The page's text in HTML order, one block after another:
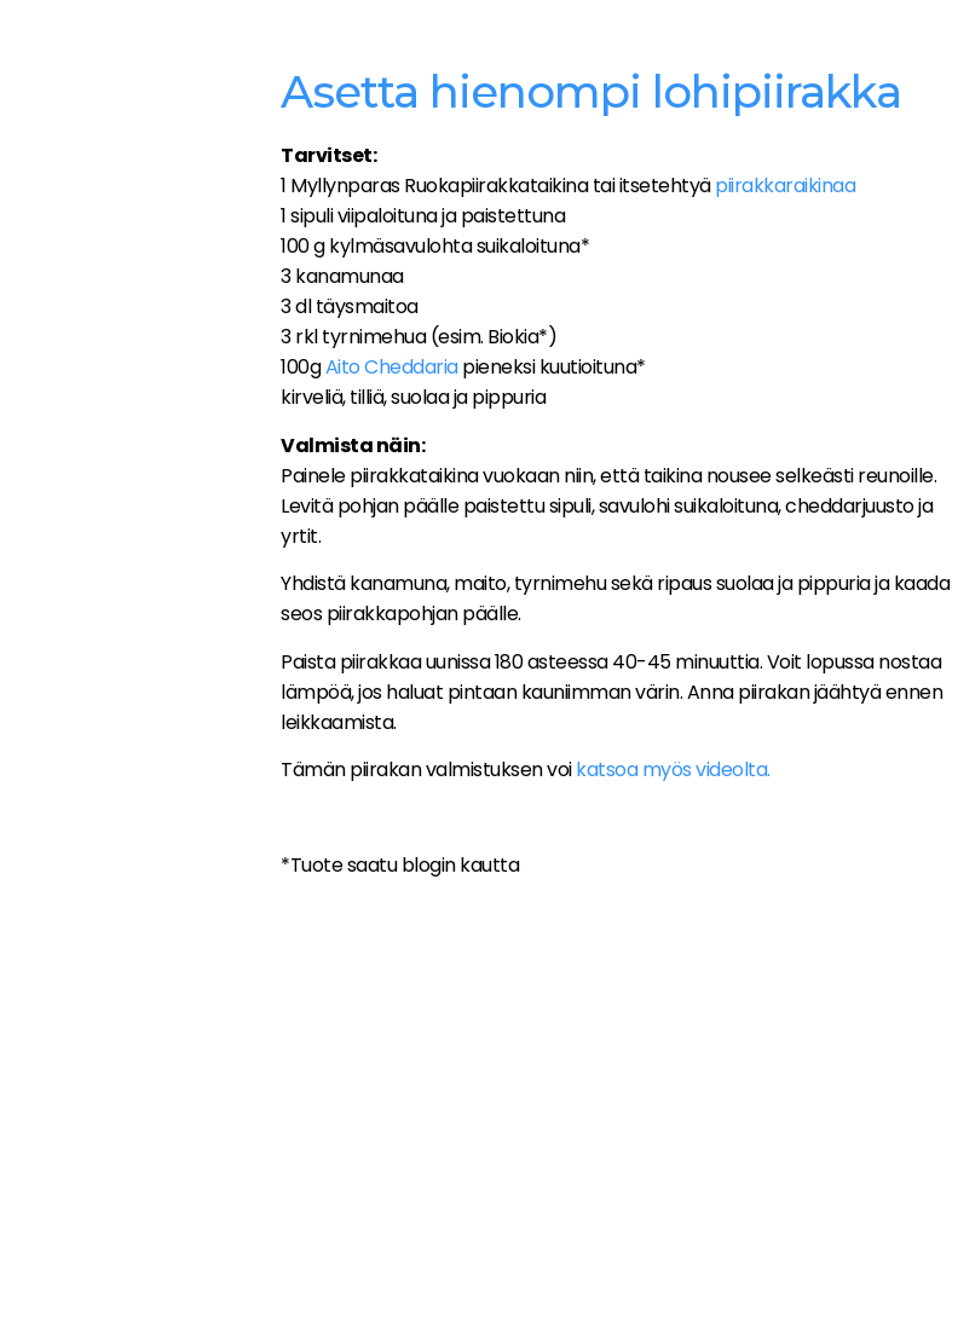
Asetta hienompi lohipiirakka
Tarvitset:
1 Myllynparas Ruokapiirakkataikina tai itsetehtyäpiirakkaraikinaa
1 sipuli viipaloituna ja paistettuna
100 g kylmäsavulohta suikaloituna*
3 kanamunaa
3 dl täysmaitoa
3 rkl tyrnimehua (esim. Biokia*)
100gAito Cheddariapieneksi kuutioituna*
kirveliä, tilliä, suolaa ja pippuria
Valmista näin:
Painele piirakkataikina vuokaan niin, että taikina nousee selkeästi reunoille.
Levitä pohjan päälle paistettu sipuli, savulohi suikaloituna, cheddarjuusto ja
yrtit.
Yhdistä kanamuna, maito, tyrnimehu sekä ripaus suolaa ja pippuria ja kaada
seos piirakkapohjan päälle.
Paista piirakkaa uunissa 180 asteessa 40-45 minuuttia. Voit lopussa nostaa
lämpöä, jos haluat pintaan kauniimman värin. Anna piirakan jäähtyä ennen
leikkaamista.
Tämän piirakan valmistuksen voikatsoa myös videolta.
*Tuote saatu blogin kautta